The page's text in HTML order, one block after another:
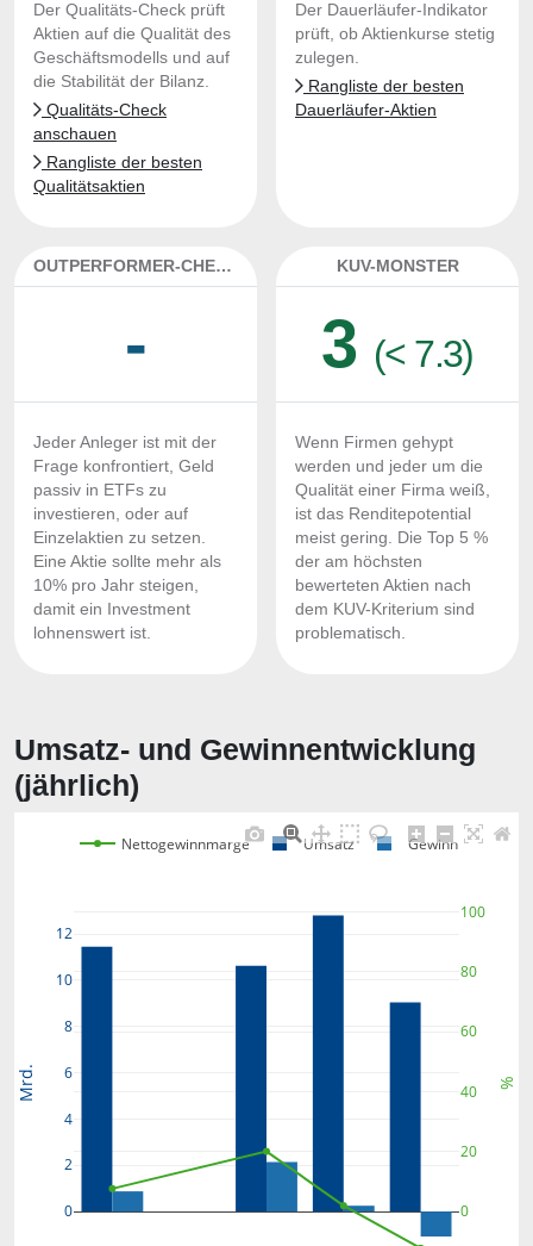
Der Qualitäts-Check prüft
Aktien auf die Qualität des
Geschäftsmodells und auf
die Stabilität der Bilanz.
Qualitäts-Check
anschauen
Rangliste der besten
Qualitätsaktien
Der Dauerläufer-Indikator
prüft, ob Aktienkurse stetig
zulegen.
Rangliste der besten
Dauerläufer-Aktien
OUTPERFORMER-CHECK
-
Jeder Anleger ist mit der
Frage konfrontiert, Geld
passiv in ETFs zu
investieren, oder auf
Einzelaktien zu setzen.
Eine Aktie sollte mehr als
10% pro Jahr steigen,
damit ein Investment
lohnenswert ist.
KUV-MONSTER
3 (< 7.3)
Wenn Firmen gehypt
werden und jeder um die
Qualität einer Firma weiß,
ist das Renditepotential
meist gering. Die Top 5 %
der am höchsten
bewerteten Aktien nach
dem KUV-Kriterium sind
problematisch.
Umsatz- und Gewinnentwicklung
(jährlich)
0
2
4
6
8
10
12
0
20
40
60
80
100
Nettogewinnmarge Umsatz Gewinn
Mrd. %